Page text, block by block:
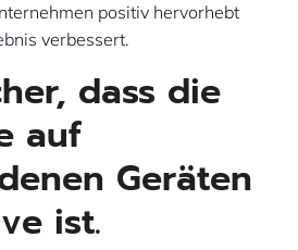
positiv hervorhebt
verbessert.
dass die
auf
Geräten
ist.